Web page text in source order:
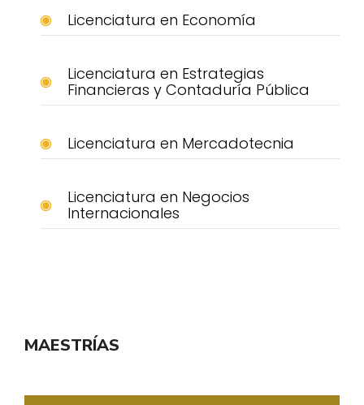
Licenciatura en Economía
Licenciatura en Estrategias
Financieras y Contaduría Pública
Licenciatura en Mercadotecnia
Licenciatura en Negocios
Internacionales
MAESTRÍAS